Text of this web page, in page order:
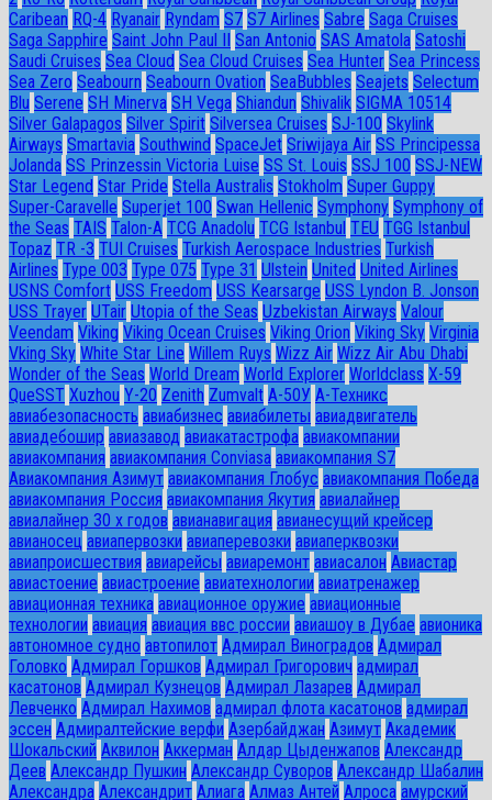
Caribean RQ-4 Ryanair Ryndam S7 S7 Airlines Sabre Saga Cruises
Saga Sapphire Saint John Paul II San Antonio SAS Amatola Satoshi
Saudi Cruises Sea Cloud Sea Cloud Cruises Sea Hunter Sea Princess
Sea Zero Seabourn Seabourn Ovation SeaBubbles Seajets Selectum
Blu Serene SH Minerva SH Vega Shiandun Shivalik SIGMA 10514
Silver Galapagos Silver Spirit Silversea Cruises SJ-100 Skylink
Airways Smartavia Southwind SpaceJet Sriwijaya Air SS Principessa
Jolanda SS Prinzessin Victoria Luise SS St. Louis SSJ 100 SSJ-NEW
Star Legend Star Pride Stella Australis Stokholm Super Guppy
Super-Caravelle Superjet 100 Swan Hellenic Symphony Symphony of
the Seas TAIS Talon-A TCG Anadolu TCG Istanbul TEU TGG Istanbul
Topaz TR -3 TUI Cruises Turkish Aerospace Industries Turkish
Airlines Type 003 Type 075 Type 31 Ulstein United United Airlines
USNS Comfort USS Freedom USS Kearsarge USS Lyndon B. Jonson
USS Trayer UTair Utopia of the Seas Uzbekistan Airways Valour
Veendam Viking Viking Ocean Cruises Viking Orion Viking Sky Virginia
Vking Sky White Star Line Willem Ruys Wizz Air Wizz Air Abu Dhabi
Wonder of the Seas World Dream World Explorer Worldclass X-59
QueSST Xuzhou Y-20 Zenith Zumvalt А-50У А-Техникс
авиабезопасность авиабизнес авиабилеты авиадвигатель
авиадебошир авиазавод авиакатастрофа авиакомпании
авиакомпания авиакомпания Conviasa авиакомпания S7
Авиакомпания Азимут авиакомпания Глобус авиакомпания Победа
авиакомпания Россия авиакомпания Якутия авиалайнер
авиалайнер 30 х годов авианавигация авианесущий крейсер
авианосец авиапервозки авиаперевозки авиаперквозки
авиапроисшествия авиарейсы авиаремонт авиасалон Авиастар
авиастоение авиастроение авиатехнологии авиатренажер
авиационная техника авиационное оружие авиационные
технологии авиация авиация ввс россии авиашоу в Дубае авионика
автономное судно автопилот Адмирал Виноградов Адмирал
Головко Адмирал Горшков Адмирал Григорович адмирал
касатонов Адмирал Кузнецов Адмирал Лазарев Адмирал
Левченко Адмирал Нахимов адмирал флота касатонов адмирал
эссен Адмиралтейские верфи Азербайджан Азимут Академик
Шокальский Аквилон Аккерман Алдар Цыденжапов Александр
Деев Александр Пушкин Александр Суворов Александр Шабалин
Александра Александрит Алиага Алмаз Антей Алроса амурский